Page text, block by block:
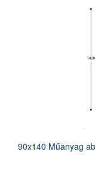
90x140 Műanyag